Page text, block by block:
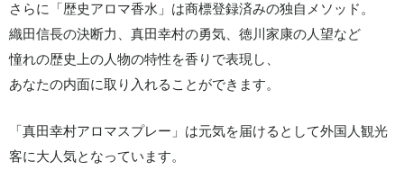
さらに「歴史アロマ香水」は商標登録済みの独自メソッド。
織田信長の決断力、真田幸村の勇気、徳川家康の人望など
憧れの歴史上の人物の特性を香りで表現し、
あなたの内面に取り入れることができます。
「真田幸村アロマスプレー」は元気を届けるとして外国人観光
客に大人気となっています。